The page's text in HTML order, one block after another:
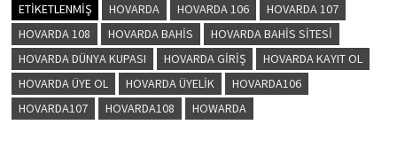
ETIKETLENMIŞ HOVARDA HOVARDA 106
HOVARDA 107
HOVARDA 108
HOVARDA BAHIS
HOVARDA BAHIS SITESI
HOVARDA DÜNYA KUPASI
HOVARDA GIRIŞ
HOVARDA KAYIT OL
HOVARDA ÜYE OL
HOVARDA ÜYELIK
HOVARDA106
HOVARDA107
HOVARDA108 HOWARDA